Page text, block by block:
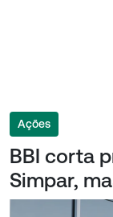
Ações
BBI corta
Simpar,